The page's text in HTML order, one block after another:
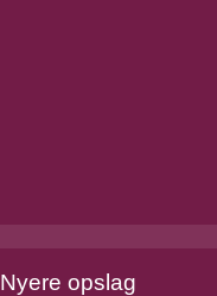
Nyere opslag